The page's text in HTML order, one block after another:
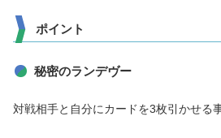
ポイント
秘密のランデヴー
対戦相手と自分にカードを3枚引かせる